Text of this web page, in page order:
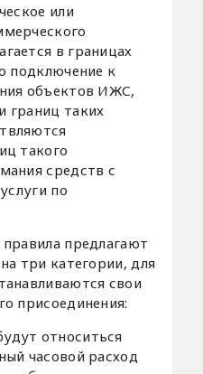
или
в границах
подключение к
объектов ИЖС,
границ таких
такого
средств с
по
предлагают
три категории, для
свои
присоединения:
относиться
часовой расход